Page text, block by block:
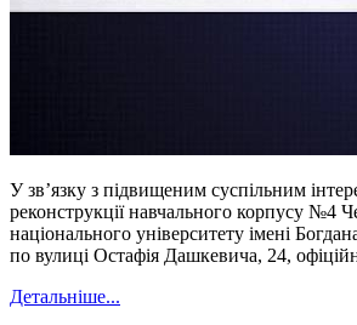
У зв’язку з підвищеним суспільним
реконструкції навчального корпусу №4
національного університету імені
по вулиці Остафія Дашкевича, 24,
Детальніше...